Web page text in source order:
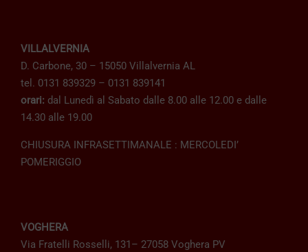
VILLALVERNIA
D. Carbone, 30 – 15050 Villalvernia AL
tel. 0131 839329 – 0131 839141
orari: dal Lunedì al Sabato dalle 8.00 alle 12.00 e dalle
14.30 alle 19.00
CHIUSURA INFRASETTIMANALE : MERCOLEDI’
POMERIGGIO
VOGHERA
Via Fratelli Rosselli, 131– 27058 Voghera PV